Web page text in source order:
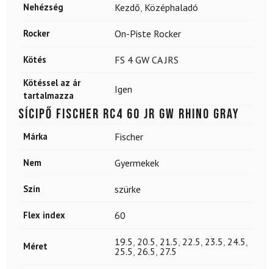
Nehézség Kezdő Középhaladó
Rocker On-Piste Rocker
Kötés FS 4 GW CA JRS
Kötéssel az ár
tartalmazza
Igen
Sícipő FISCHER RC4 60 Jr GW Rhino Gray
Márka Fischer
Nem Gyermekek
Szín szürke
Flex index 60
Méret 19.5 20.5 21.5 22.5 23.5 24.5
25.5 26.5 27.5